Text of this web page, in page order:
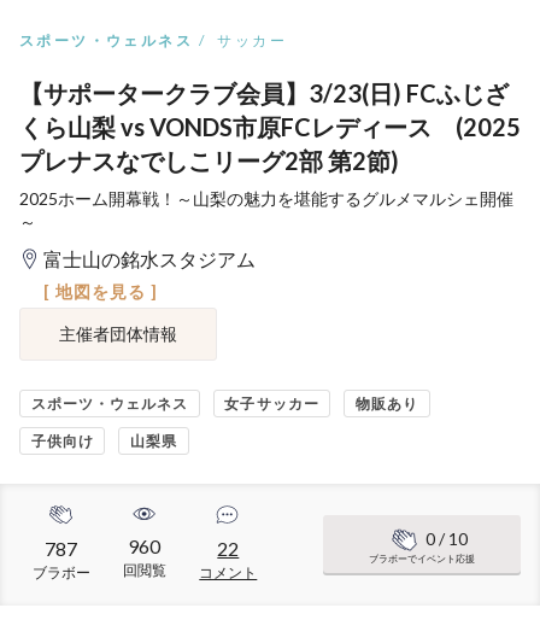
スポーツ・ウェルネス サッカー
【サポータークラブ会員】3/23(日) FCふじざ
くら山梨 vs VONDS市原FCレディース (2025
プレナスなでしこリーグ2部 第2節)
2025ホーム開幕戦！～山梨の魅力を堪能するグルメマルシェ開催
～
富士山の銘水スタジアム
[ 地図を見る ]
主催者団体情報
スポーツ・ウェルネス 女子サッカー 物販あり
子供向け 山梨県
787
ブラボー
960
回閲覧
22
コメント
0/ 10
ブラボーでイベント応援